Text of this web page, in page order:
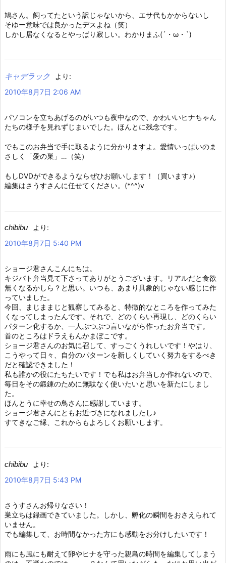
鳩さん。飼ってたという訳じゃないから、エサ代もかからないし
そゆー意味では良かったデスよね（笑）
しかし居なくなるとやっぱり寂しい。わかりまふ(´・ω・`)
キャデラック
より:
2010年8月7日 2:06 AM
パソコンを立ちあげるのがいつも夜中なので、かわいいヒナちゃん
たちの様子を見れずじまいでした。ほんとに残念です。
でもこのお弁当で手に取るように分かりますよ。愛情いっぱいのま
さしく「愛の巣」…（笑）
もしDVDができるようならぜひお願いします！（買います♪）
編集はさうすさんに任せてください。(*^^)v
chibibu
より:
2010年8月7日 5:40 PM
ショージ君さんこんにちは。
キジバト弁当見て下さってありがとうございます。リアルだと食欲
無くなるかしら？と思い。いつも、あまり具象的じゃない感じに作
っていました。
今回、まじままじと観察してみると、特徴的なところを作ってみた
くなってしまったんです。それで、どのくらい再現し、どのくらい
パターン化するか、一人ぶつぶつ言いながら作ったお弁当です。
首のところはドラえもんかまぼこです。
ショージ君さんのお気に召して、すっごくうれしいです！やはり、
こうやって日々、自分のパターンを新しくしていく努力をするべき
だと確認できました！
私も誰かの役にたちたいです！でも私はお弁当しか作れないので、
毎日をその鍛錬のために無駄なく使いたいと思いを新たにしまし
た。
ほんとうに幸せの鳥さんに感謝しています。
ショージ君さんにともお近づきになれましたし♪
すてきなご縁、これからもよろしくお願いします。
chibibu
より:
2010年8月7日 5:43 PM
さうすさんお帰りなさい！
巣立ちは録画できていました。しかし、孵化の瞬間をおさえられて
いません。
でも編集して、お時間なかった方にも感動をお分けしたいです！
雨にも風にも耐えて卵やヒナを守った親鳥の時間を編集してしまう